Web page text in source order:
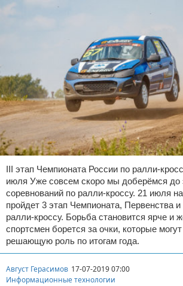
III этап Чемпионата России по ралли-
июля Уже совсем скоро мы доберёмся до
соревнований по ралли-кроссу. 21 июля
пройдет 3 этап Чемпионата, Первенства
ралли-кроссу. Борьба становится ярче и
спортсмен борется за очки, которые
решающую роль по итогам года.
Август Герасимов 17-07-2019 07:00
Информационные технологии